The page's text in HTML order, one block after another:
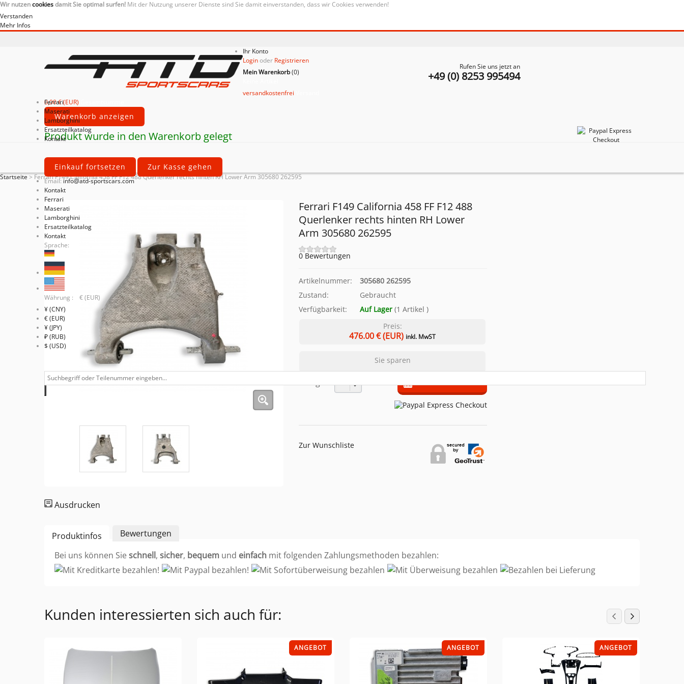
Wir nutzencookiesdamit Sie optimal surfen! Mit der Nutzung unserer Dienste sind Sie damit einverstanden, dass wir Cookies verwenden!
Verstanden
Mehr Infos
Rufen Sie uns jetzt an
+49 (0) 8253 995494
Ihr Konto
Loginoder Registrieren
Mein Warenkorb(0)
versandkostenfrei
0,00 € (EUR)
Warenkorb anzeigen
Produkt wurde in den Warenkorb gelegt
Einkauf fortsetzen Zur Kasse gehen
Email:info@atd-sportscars.com
Kontakt
Ferrari
Maserati
Lamborghini
Ersatzteilkatalog
Kontakt
Ferrari
Maserati
Lamborghini
Ersatzteilkatalog
Kontakt
Sprache:
Währung : € (EUR)
¥ (CNY)
€ (EUR)
¥ (JPY)
₽ (RUB)
$ (USD)
Startseite>Ferrari F149 California 458 FF F12 488 Querlenker rechts hinten RH Lower Arm 305680 262595
Ausdrucken
Ferrari F149 California 458 FF F12 488
Querlenker rechts hinten RH Lower
Arm 305680 262595
0 Bewertungen
Artikelnummer:
305680 262595
Zustand:
Gebraucht
Verfügbarkeit:
Auf Lager (1 Artikel )
Preis:
476.00€ (EUR) inkl. MwST
Sie sparen
Menge:
Zur Wunschliste
Produktinfos
Bewertungen
Bei uns können Sie schnell, sicher, bequem und einfach mit folgenden Zahlungsmethoden bezahlen:
Kunden interessierten sich auch für:
ANGEBOT ANGEBOT ANGEBOT